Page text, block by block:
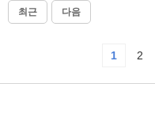
최근 다음
1 2